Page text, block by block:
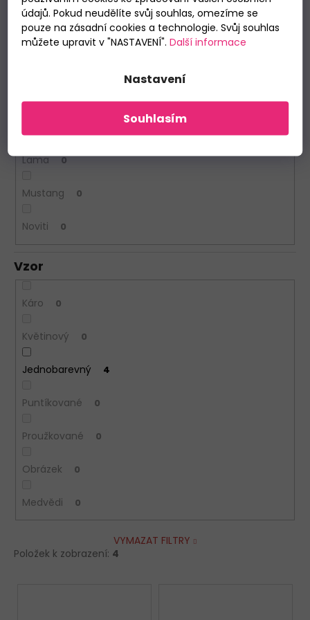
údajů. Pokud neudělíte svůj souhlas, omezíme se
pouze na zásadní cookies a technologie. Svůj souhlas
můžete upravit v "NASTAVENÍ". Další informace
Nastavení
Souhlasím
Henderson 0
Lama 0
Mustang 0
Noviti 0
Vzor
Káro 0
Květinový 0
Jednobarevný 4
Puntíkované 0
Proužkované 0
Obrázek 0
Medvědi 0
VYMAZAT FILTRY
Položek k zobrazení: 4